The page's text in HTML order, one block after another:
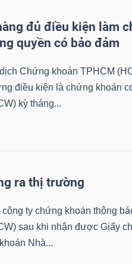
đủ điều kiện làm
quyền có bảo đảm
Chứng khoán TPHCM
điều kiện là chứng khoán
kỳ tháng...
ra thị trường
ty chứng khoán thông
sau khi nhận được Giấy
Nhà...